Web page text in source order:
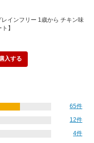
インフリー 1歳から チキン味
】
入する
65件
12件
4件